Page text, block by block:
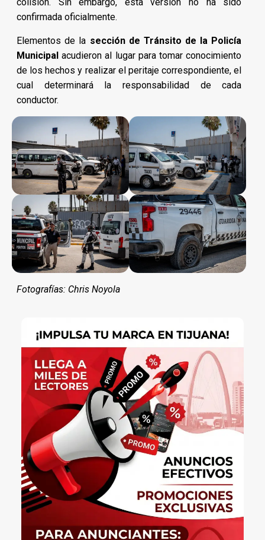
confirmada oficialmente.
Elementos de la sección de Tránsito de la Policía
Municipal acudieron al lugar para tomar conocimiento
de los hechos y realizar el peritaje correspondiente, el
cual determinará la responsabilidad de cada
conductor.
Fotografías: Chris Noyola